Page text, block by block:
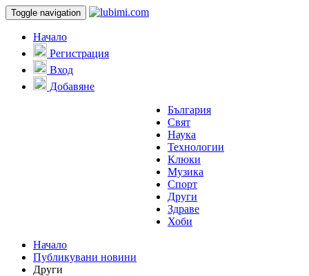
Toggle navigation
Начало
Регистрация
Вход
Добавяне
България
Свят
Наука
Технологии
Клюки
Музика
Спорт
Други
Здраве
Хоби
Начало
Публикувани новини
Други